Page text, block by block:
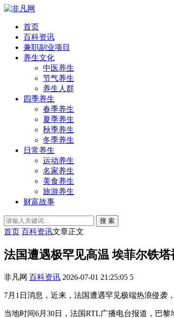
首页
百科资讯
兼职副业项目
养生文化
中医养生
节气养生
养生人群
四季养生
春季养生
夏季养生
秋季养生
冬季养生
日常养生
运动养生
名家养生
美食养生
旅游养生
财富故事
搜 索
首页 百科资讯文章正文
法国遭遇极罕见高温 埃菲尔铁塔
非凡网 百科资讯 2026-07-01 21:25:05 5
7月1日消息，近来，法国遭遇罕见极端热浪侵袭
当地时间6月30日，法国RTL广播电台报道，巴